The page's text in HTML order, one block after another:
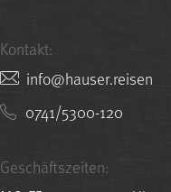
Kontakt:
nesier.resuah@ofni
0741/5300-120
Geschäftszeiten: